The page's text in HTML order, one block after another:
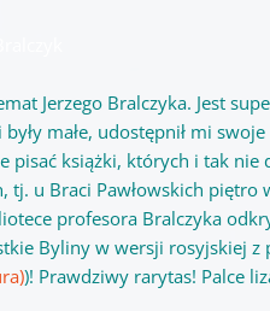
Jerzego Bralczyka. Jest
małe, udostępnił mi
książki, których i tak nie
u Braci Pawłowskich
profesora Bralczyka
Byliny w wersji rosyjskiej
)! Prawdziwy rarytas! Palce